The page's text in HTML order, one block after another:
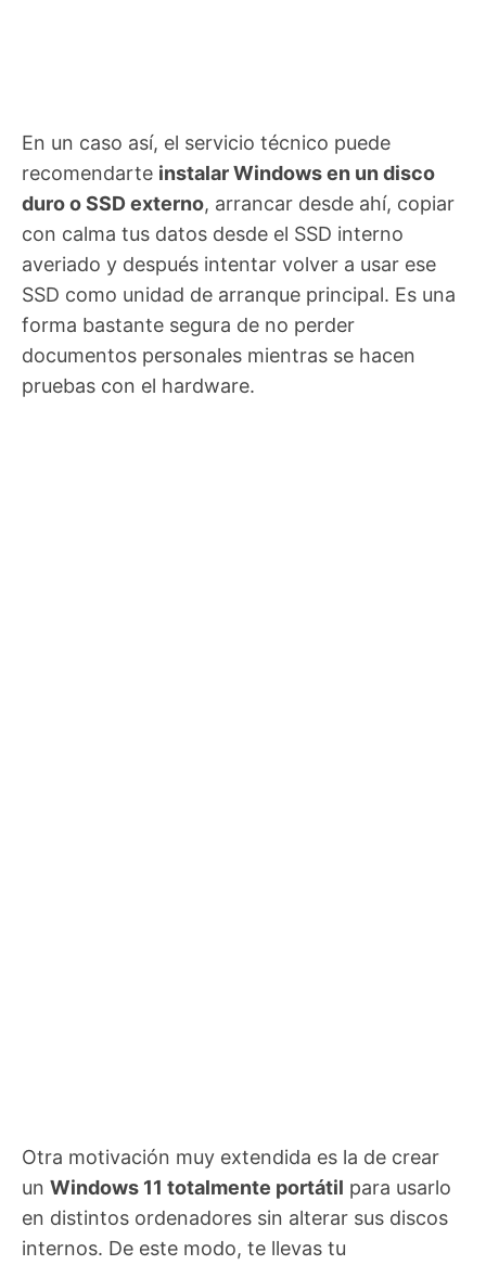
En un caso así, el servicio técnico puede
recomendarte instalar Windows en un disco
duro o SSD externo, arrancar desde ahí, copiar
con calma tus datos desde el SSD interno
averiado y después intentar volver a usar ese
SSD como unidad de arranque principal. Es una
forma bastante segura de no perder
documentos personales mientras se hacen
pruebas con el hardware.
Otra motivación muy extendida es la de crear
un Windows 11 totalmente portátil para usarlo
en distintos ordenadores sin alterar sus discos
internos. De este modo, te llevas tu